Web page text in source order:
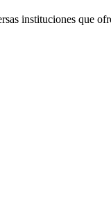
instituciones que